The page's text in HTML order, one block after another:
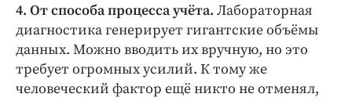
4. От способа процесса учёта. Лабораторная
диагностика генерирует гигантские объёмы
данных. Можно вводить их вручную, но это
требует огромных усилий. К тому же
человеческий фактор ещё никто не отменял,